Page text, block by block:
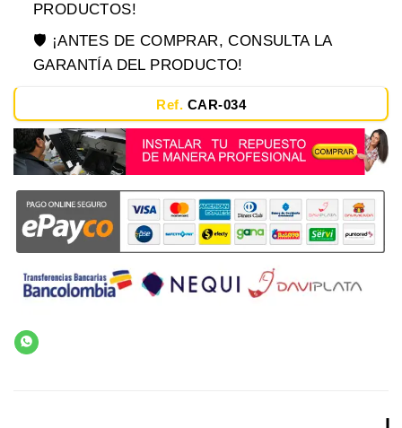
PRODUCTOS!
🛡️ ¡ANTES DE COMPRAR, CONSULTA LA
GARANTÍA DEL PRODUCTO!
Ref. CAR-034